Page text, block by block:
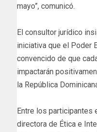
mayo”, comunicó.
El consultor jurídico
iniciativa que el Poder
convencido de que
impactarán
la República
Entre los participantes
directora de Ética e